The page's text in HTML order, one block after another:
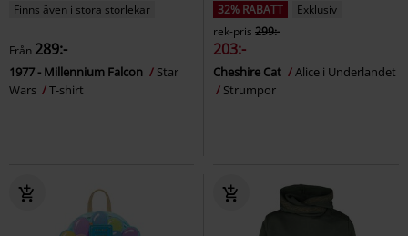
Finns även i stora storlekar
Från 289:-
1977 - Millennium Falcon
Star
Wars
T-shirt
32% RABATT
Exklusiv
rek-pris 299:-
203:-
Cheshire Cat
Alice i Underlandet
Strumpor